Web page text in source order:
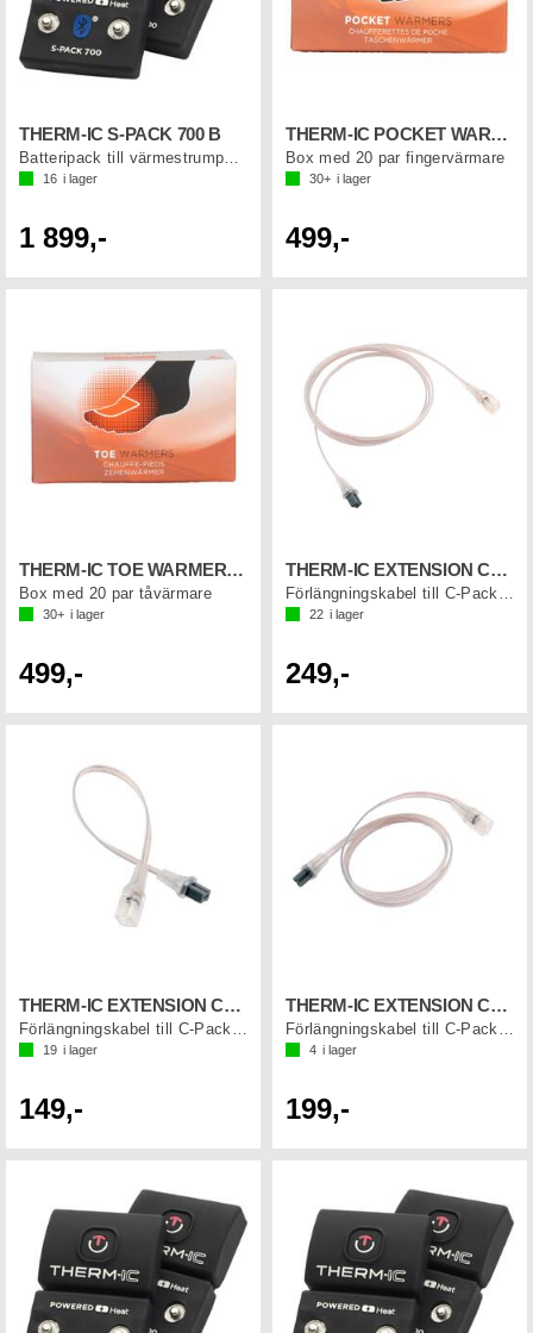
THERM-IC S-PACK 700 B
16 i lager
1 899,-
THERM-IC POCKET WARMER (20-p)
Box med 20 par fingervärmare
30+ i lager
499,-
THERM-IC TOE WARMER (20-p)
Box med 20 par tåvärmare
30+ i lager
499,-
THERM-IC EXTENSION CORD 120 CM (1 par)
22 i lager
249,-
THERM-IC EXTENSION CORD 20 CM (1 par)
19 i lager
149,-
THERM-IC EXTENSION CORD 80 CM (1 par)
4 i lager
199,-